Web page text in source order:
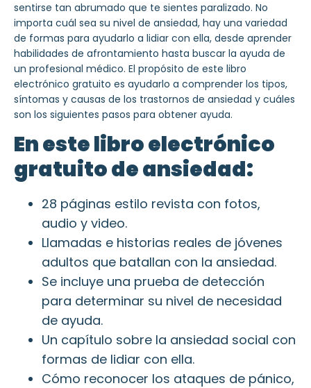
sentirse tan abrumado que te sientes paralizado. No
importa cuál sea su nivel de ansiedad, hay una variedad
de formas para ayudarlo a lidiar con ella, desde aprender
habilidades de afrontamiento hasta buscar la ayuda de
un profesional médico. El propósito de este libro
electrónico gratuito es ayudarlo a comprender los tipos,
síntomas y causas de los trastornos de ansiedad y cuáles
son los siguientes pasos para obtener ayuda.
En este libro electrónico
gratuito de ansiedad:
28 páginas estilo revista con fotos,
audio y video.
Llamadas e historias reales de jóvenes
adultos que batallan con la ansiedad.
Se incluye una prueba de detección
para determinar su nivel de necesidad
de ayuda.
Un capítulo sobre la ansiedad social con
formas de lidiar con ella.
Cómo reconocer los ataques de pánico,